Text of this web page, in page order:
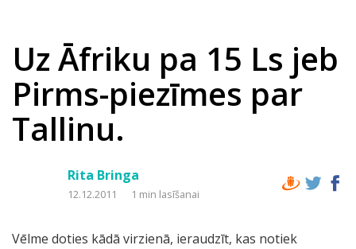
Uz Āfriku pa 15 Ls jeb
Pirms-piezīmes par
Tallinu.
Rita Bringa
12.12.2011 1 min lasīšanai
Vēlme doties kādā virzienā, ieraudzīt, kas notiek